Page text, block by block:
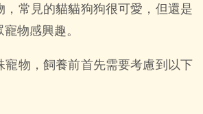
，常見的貓貓狗狗很可愛，但還是
物感興趣。
寵物，飼養前首先需要考慮到以下